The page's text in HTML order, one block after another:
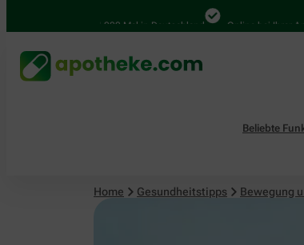
4.000 Mal in Deutschland Online bei Ihrer
Beliebte
Home Gesundheitstipps Bewegung
Bewegung und Sport